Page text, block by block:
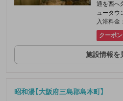
通を西へ
ュータウ
入浴料金
クーポ
施設情報を
昭和湯【大阪府三島郡島本町】